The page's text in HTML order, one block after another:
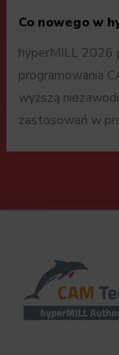
Co nowego w
hyperMILL 2026
programowania
wyższą
zastosowań w